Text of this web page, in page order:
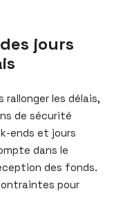
jours
les délais,
de sécurité
ends et jours
dans le
des fonds.
pour